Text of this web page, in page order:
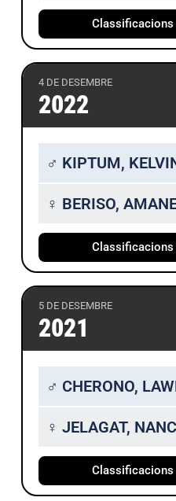
Classificacions
4 DE DESEMBRE
2022
♂ KIPTUM,
♀ BERISO,
Classificacions
5 DE DESEMBRE
2021
♂ CHERONO,
♀ JELAGAT,
Classificacions